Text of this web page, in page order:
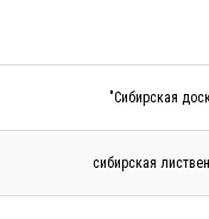
"Сибирская
сибирская